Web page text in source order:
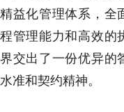
精益化管理体系，全
程管理能力和高效的
界交出了一份优异的
水准和契约精神。